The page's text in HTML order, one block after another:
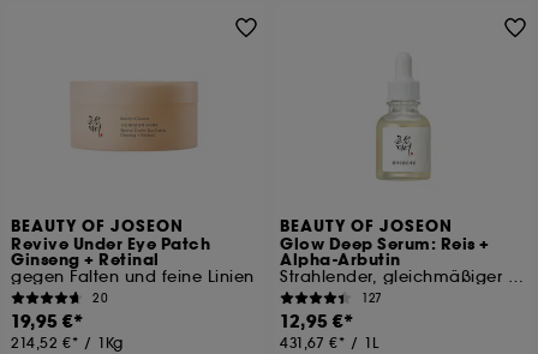
BEAUTY OF JOSEON
Revive Under Eye Patch
Ginseng + Retinal
gegen Falten und feine Linien
20
19,95 €
214,52 € / 1Kg
BEAUTY OF JOSEON
Glow Deep Serum: Reis +
Alpha-Arbutin
Strahlender, gleichmäßiger Teint
127
12,95 €
431,67 € / 1L